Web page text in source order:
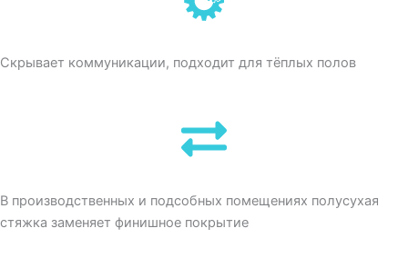
Скрывает коммуникации, подходит для тёплых полов
В производственных и подсобных помещениях полусухая
стяжка заменяет финишное покрытие